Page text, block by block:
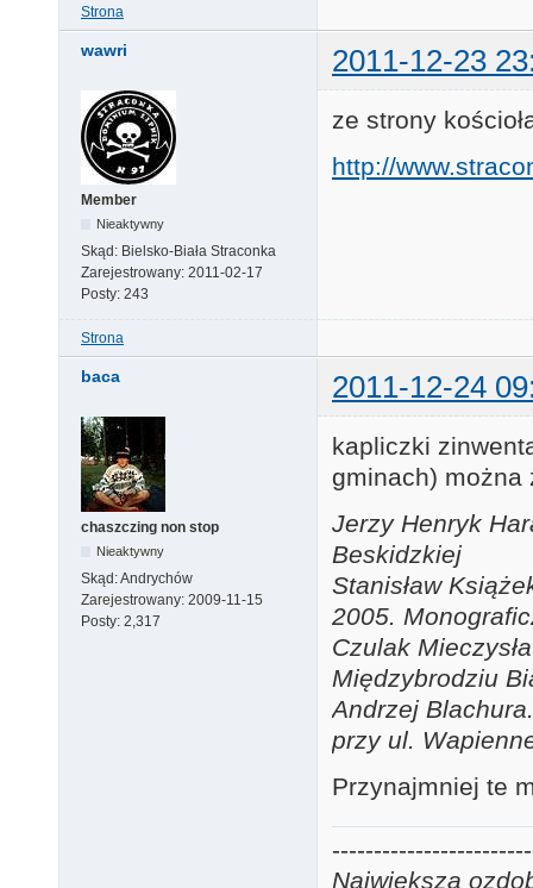
Strona
wawri 2011-12-23
Member
Nieaktywny
Skąd: Bielsko-Biała Straconka
Zarejestrowany: 2011-02-17
Posty: 243
ze strony
http://
Strona
baca 2011-12-24
chaszczing non stop
Nieaktywny
Skąd:Andrychów
Zarejestrowany: 2009-11-15
Posty: 2,317
kapliczki
gminach) można
Jerzy Henryk
Beskidzkiej
Stanisław
2005.
Czulak
Międzybrodziu
Andrzej
przy ul.
Przynajmniej te
Największą